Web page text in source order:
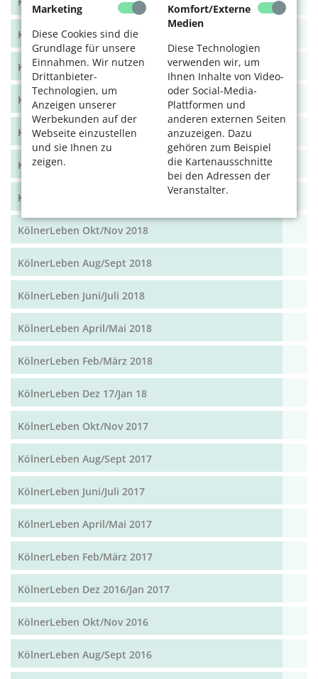
Marketing
Diese Cookies sind die
Grundlage für unsere
Einnahmen. Wir nutzen
Drittanbieter-
Technologien, um
Anzeigen unserer
Werbekunden auf der
Webseite einzustellen
und sie Ihnen zu
zeigen.
Komfort/Externe
Medien
Diese Technologien
verwenden wir, um
Ihnen Inhalte von Video-
oder Social-Media-
Plattformen und
anderen externen Seiten
anzuzeigen. Dazu
gehören zum Beispiel
die Kartenausschnitte
bei den Adressen der
Veranstalter.
KölnerLeben Okt/Nov 19
KölnerLeben Aug/Sept 2019
KölnerLeben Juni/Juli 2019
KölnerLeben April/Mai 2019
KölnerLeben Feb/März 2019
KölnerLeben Dez 18/Jan 19
KölnerLeben Okt/Nov 2018
KölnerLeben Aug/Sept 2018
KölnerLeben Juni/Juli 2018
KölnerLeben April/Mai 2018
KölnerLeben Feb/März 2018
KölnerLeben Dez 17/Jan 18
KölnerLeben Okt/Nov 2017
KölnerLeben Aug/Sept 2017
KölnerLeben Juni/Juli 2017
KölnerLeben April/Mai 2017
KölnerLeben Feb/März 2017
KölnerLeben Dez 2016/Jan 2017
KölnerLeben Okt/Nov 2016
KölnerLeben Aug/Sept 2016